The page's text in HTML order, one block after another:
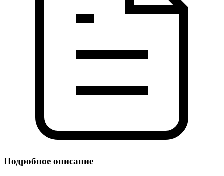
Подробное описание